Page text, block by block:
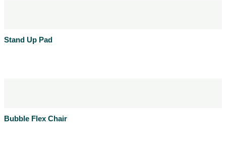
Stand Up Pad
Bubble Flex Chair